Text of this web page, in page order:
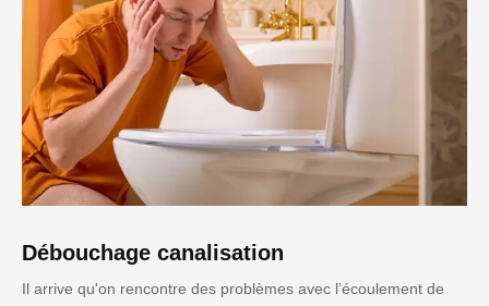
Débouchage canalisation
Il arrive qu'on rencontre des problèmes avec l’écoulement de